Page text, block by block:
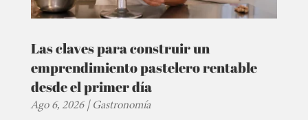
Las claves para construir un
emprendimiento pastelero rentable
desde el primer día
Ago 6, 2026|Gastronomía